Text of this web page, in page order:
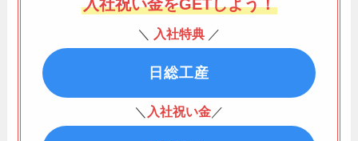
入社祝い金をGETしよう！
＼ 入社特典 ／
日総工産
＼ 入社祝い金 ／